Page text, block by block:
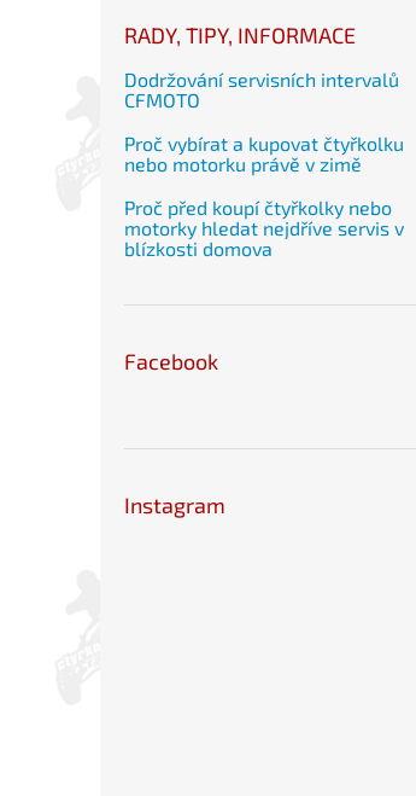
RADY, TIPY, INFORMACE
Dodržování servisních intervalů
CFMOTO
Proč vybírat a kupovat čtyřkolku
nebo motorku právě v zimě
Proč před koupí čtyřkolky nebo
motorky hledat nejdříve servis v
blízkosti domova
Facebook
Instagram